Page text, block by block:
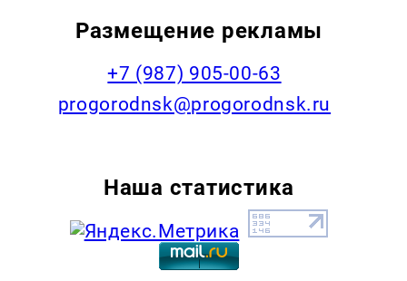
Размещение рекламы
+7 (987) 905-00-63
progorodnsk@progorodnsk.ru
Наша статистика